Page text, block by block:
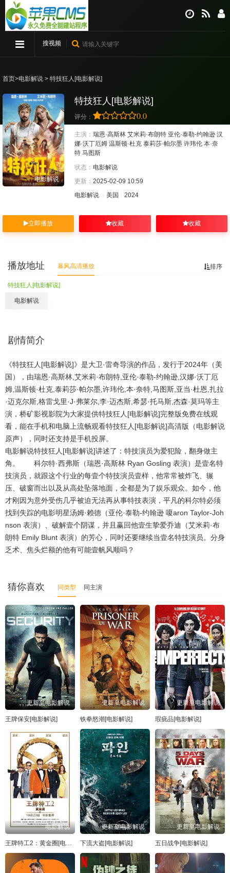
搜视频
首页>电影解说 > 特技狂人[电影解说]
电影解说
特技狂人[电影解说]
评分： 0.0
主演： 瑞恩·高斯林 艾米莉·布朗特 亚伦·泰勒-约翰逊 汉
娜·沃丁厄姆 温斯顿·杜克 泰莉莎·帕尔墨 许玮伦 本·奈
特 马图斯
状态： 电影解说
更新： 2025-02-09 10:59
电影解说
美国 2024
立即播放 收藏 收藏
排序
播放地址 暴风高清播放
特技狂人[电影解说]
电影解说
剧情简介
《特技狂人[电影解说]》是大卫·雷奇导演的作品，发行于2024年（美
国），由瑞恩·高斯林,艾米莉·布朗特,亚伦·泰勒-约翰逊,汉娜·沃丁厄
姆,温斯顿·杜克,泰莉莎·帕尔墨,许玮伦,本·奈特,马图斯,亚当·杜恩,扎拉
·迈克尔斯,格雷戈里·J·弗莱尔,李·迈杰斯,希瑟·托马斯,杰森·莫玛等主
演，桥矿影视影院为大家提供特技狂人[电影解说]完整版免费在线观
看，能在手机和电脑上流畅观看特技狂人[电影解说]高清版（电影解说
原声），同时还支持是手机投屏。
电影解说特技狂人[电影解说]讲述了：特技演员为爱犯险，翻身做主
角。 科尔特·西弗斯（瑞恩·高斯林 Ryan Gosling 表演）是壹名特
技演员，就跟这个行业的每壹个特技演员壹样，他常常被炸飞、辗
压、破窗而出以及从高处坠落地面，全都是为了娱乐观众。如今，他
才刚因为意外受伤几乎被迫无法再从事特技表演，平凡的科尔特必须
找到失踪的电影明星汤姆·赖德（亚伦·泰勒-约翰逊 嗄aron Taylor-Joh
nson 表演）、破解壹个阴谋，并且赢回他壹生挚爱乔迪（艾米莉·布
朗特 Emily Blunt 表演）的芳心，同时还要继续当壹名特技演员。分身
乏术、焦头烂额的他有可能壹帆风顺吗？
猜你喜欢 同类型 同主演
更新至电影解说
王牌保安[电影解说]
更新至电影解说
铁拳怒潮[电影解说]
更新至电影解说
瑕疵品[电影解说]
电影解说
王牌特工2：黄金圈[电影解说]
更新至电影解说
下流大盗[电影解说]
更新至电影解说
五日战争[电影解说]